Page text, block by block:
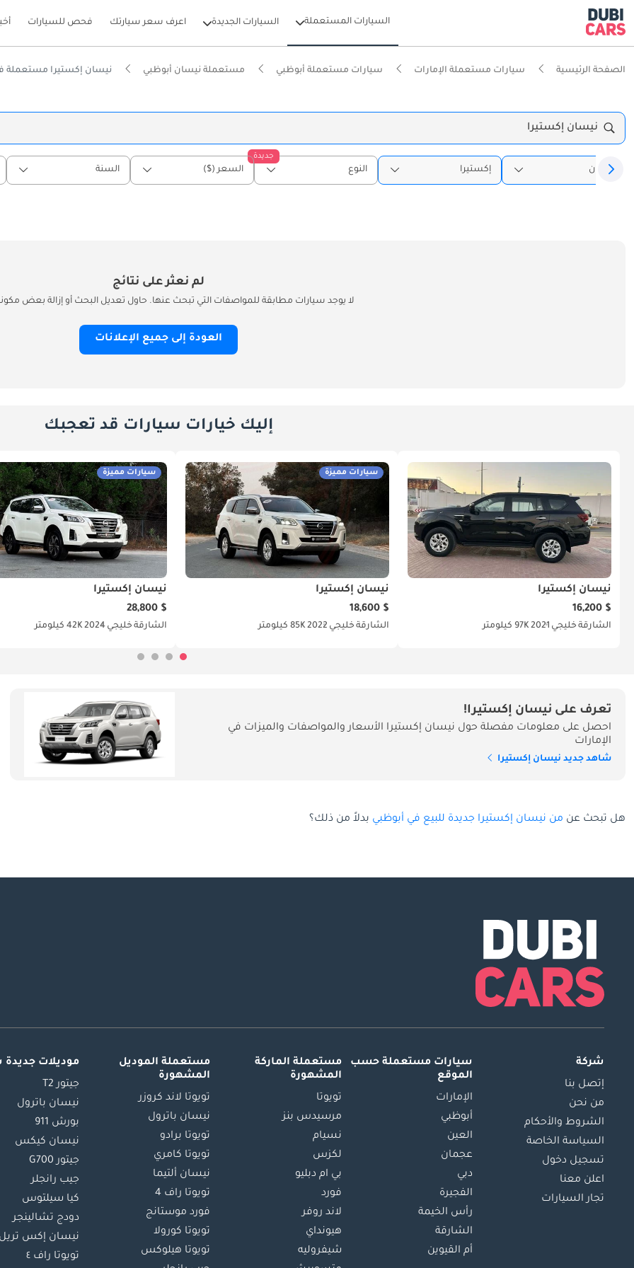
السيارات المستعملة السيارات الجديدة اعرف سعر سيارتك فحص للسيارات
الصفحة الرئيسية سيارات مستعملة الإمارات سيارات مستعملة أبوظبي مستعملة نيسان أبوظبي نيسان إكستيرا مستعملة
نيسان إكستيرا
نيسان إكستيرا
جديدة
النوع السعر ($) السنة
لم نعثر على نتائج
لا يوجد سيارات مطابقة للمواصفات التي تبحث عنها. حاول تعديل البحث أو إزالة بعض
العودة إلى جميع الإعلانات
إليك خيارات سيارات قد تعجبك
نيسان إكستيرا
$ 16,200
الشارقة خليجي 202197K كيلومتر
سيارات مميزة
نيسان إكستيرا
$ 18,600
الشارقة خليجي 202285K كيلومتر
سيارات مميزة
نيسان إكستيرا
$ 28,800
الشارقة خليجي 202442K كيلومتر
تعرف على نيسان إكستيرا!
احصل على معلومات مفصلة حول نيسان إكستيرا الأسعار والمواصفات والميزات في
الإمارات
شاهد جديد نيسان إكستيرا
هل تبحث عن من نيسان إكستيرا جديدة للبيع في أبوظبي بدلاً من ذلك؟
شركة
إتصل بنا
من نحن
الشروط والأحكام
السياسة الخاصة
تسجيل دخول
اعلن معنا
تجار السيارات
سيارات مستعملة حسب
الموقع
الإمارات
أبوظبي
العين
عجمان
دبي
الفجيرة
رأس الخيمة
الشارقة
أم القيوين
مستعملة الماركة
المشهورة
تويوتا
مرسيدس بنز
نسيام
لكزس
بي ام دبليو
فورد
لاند روفر
هيونداي
شيفروليه
مستعملة الموديل
المشهورة
تويوتا لاند كروزر
نيسان باترول
تويوتا برادو
تويوتا كامري
نيسان ألتيما
تويوتا راف 4
فورد موستانج
تويوتا كورولا
تويوتا هيلوكس
موديلات
جيتور T2
نيسان باترول
بورش 911
نيسان كيكس
جيتور G700
جيب رانجلر
كيا سيلتوس
دودج تشالينجر
نيسان إكس تريل
تويوتا راف ٤